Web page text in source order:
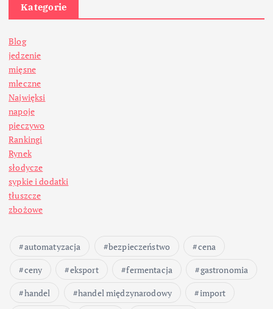
Kategorie
Blog
jedzenie
mięsne
mleczne
Najwięksi
napoje
pieczywo
Rankingi
Rynek
słodycze
sypkie i dodatki
tłuszcze
zbożowe
automatyzacja bezpieczeństwo
cena
ceny
eksport fermentacja
gastronomia
handel
handel międzynarodowy
import